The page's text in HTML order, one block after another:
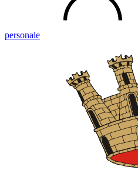
personale